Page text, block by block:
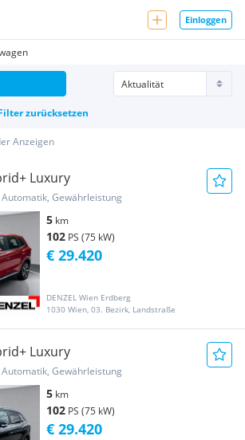
Einloggen
zurücksetzen
Anzeigen
Luxury
Gewährleistung
5 km
102 PS (75 kW)
DENZEL Wien Erdberg
1030 Wien, 03. Bezirk, Landstraße
€ 29.420
Luxury
Gewährleistung
5 km
102 PS (75 kW)
€ 29.420